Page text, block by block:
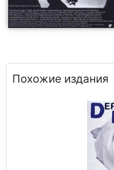
Похожие издания